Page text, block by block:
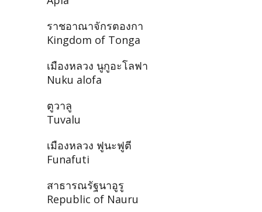
ราชอาณาจักรตองกา
Kingdom of Tonga
เมืองหลวง นูกูอะโลฟา
Nuku alofa
ตูวาลู
Tuvalu
เมืองหลวง ฟูนะฟูตี
Funafuti
สาธารณรัฐนาอูรู
Republic of Nauru